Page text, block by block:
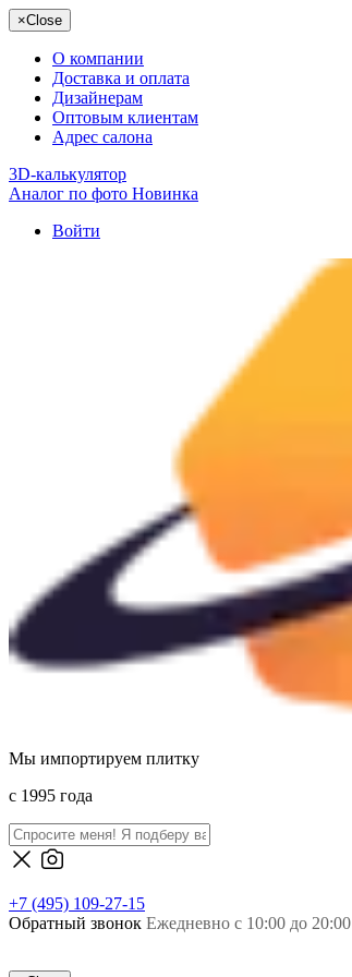
×Close
О компании
Доставка и оплата
Дизайнерам
Оптовым клиентам
Адрес салона
3D-калькулятор
Аналог по фото Новинка
Войти
Мы импортируем плитку
c 1995 года
+7 (495) 109-27-15
Обратный звонок Ежедневно с 10:00 до 20:00